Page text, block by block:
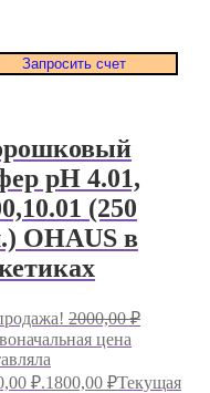
Запросить счет
pH 4.01,
(250
OHAUS в
2000,00₽
цена
₽.1800,00 ₽Текущая